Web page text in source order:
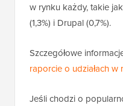
w rynku każdy, takie
(1,3%) i Drupal (0,7%).
Szczegółowe
raporcie o udziałach w
Jeśli chodzi o